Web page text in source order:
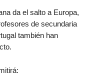
da el salto a Europa,
de secundaria
también han